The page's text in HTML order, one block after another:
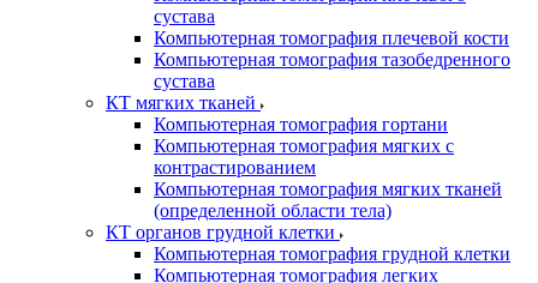
сустава
Компьютерная томография плечевой кости
Компьютерная томография тазобедренного
сустава
КТ мягких тканей
Компьютерная томография гортани
Компьютерная томография мягких с
контрастированием
Компьютерная томография мягких тканей
(определенной области тела)
КТ органов грудной клетки
Компьютерная томография грудной клетки
Компьютерная томография легких